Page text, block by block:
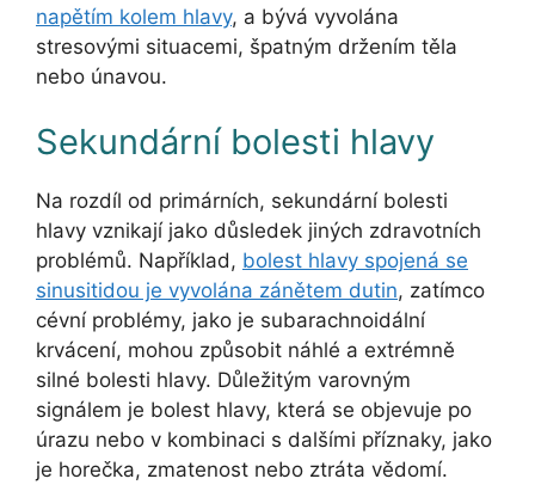
napětím kolem hlavy, a bývá vyvolána
stresovými situacemi, špatným držením těla
nebo únavou.
Sekundární bolesti hlavy
Na rozdíl od primárních, sekundární bolesti
hlavy vznikají jako důsledek jiných zdravotních
problémů. Například, bolest hlavy spojená se
sinusitidou je vyvolána zánětem dutin, zatímco
cévní problémy, jako je subarachnoidální
krvácení, mohou způsobit náhlé a extrémně
silné bolesti hlavy. Důležitým varovným
signálem je bolest hlavy, která se objevuje po
úrazu nebo v kombinaci s dalšími příznaky, jako
je horečka, zmatenost nebo ztráta vědomí.